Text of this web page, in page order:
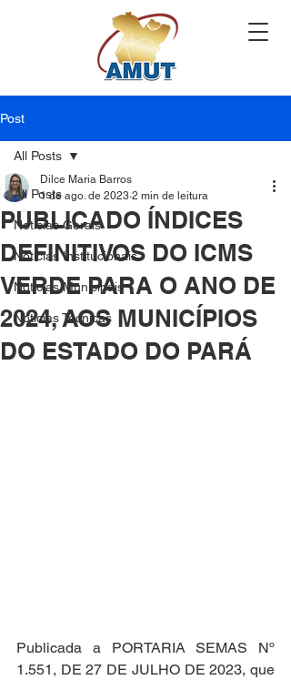
Post
All Posts
Notícias Gerais
Notícias Institucionais
Notícias Municipais
Notícias Técnicas
All Posts
PUBLICADO ÍNDICES
DEFINITIVOS DO ICMS
VERDE PARA O ANO DE
2024, AOS MUNICÍPIOS
DO ESTADO DO PARÁ
Dilce Maria Barros
1 de ago. de 2023 2 min de leitura
Publicada a PORTARIA SEMAS Nº
1.551, DE 27 DE JULHO DE 2023, que